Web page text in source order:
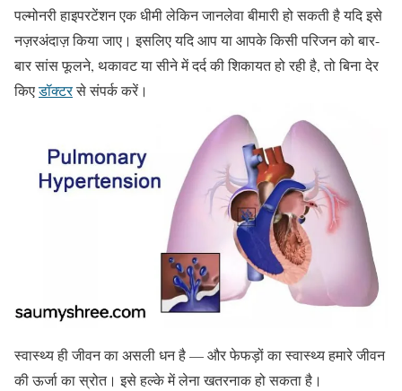
पल्मोनरी हाइपरटेंशन एक धीमी लेकिन जानलेवा बीमारी हो सकती है यदि इसे
नज़रअंदाज़ किया जाए। इसलिए यदि आप या आपके किसी परिजन को बार-
बार सांस फूलने, थकावट या सीने में दर्द की शिकायत हो रही है, तो बिना देर
किएडॉक्टरसे संपर्क करें।
स्वास्थ्य ही जीवन का असली धन है — और फेफड़ों का स्वास्थ्य हमारे जीवन
की ऊर्जा का स्रोत। इसे हल्के में लेना खतरनाक हो सकता है।